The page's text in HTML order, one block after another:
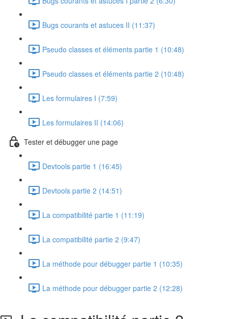
Bugs courants et astuces II (11:37)
Pseudo classes et éléments partie 1 (10:48)
Pseudo classes et éléments partie 2 (10:48)
Les formulaires I (7:59)
Les formulaires II (14:06)
Tester et débugger une page
Devtools partie 1 (16:45)
Devtools partie 2 (14:51)
La compatibilité partie 1 (11:19)
La compatibilité partie 2 (9:47)
La méthode pour débugger partie 1 (10:35)
La méthode pour débugger partie 2 (12:28)